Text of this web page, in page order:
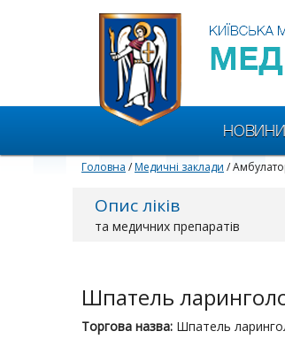
Головна /Медичні заклади /
Опис ліків
та медичних препаратів
Шпатель
Торгова назва: Шпатель